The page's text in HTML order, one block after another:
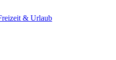
& Urlaub